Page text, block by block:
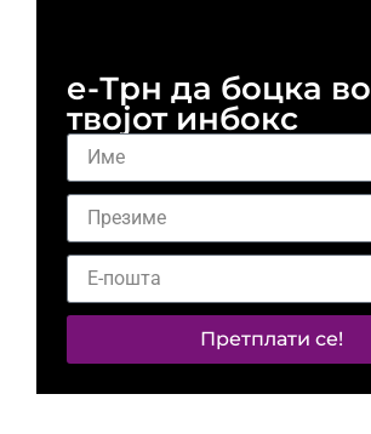
е-Трн да боцка во
твојот инбокс
Претплати се!